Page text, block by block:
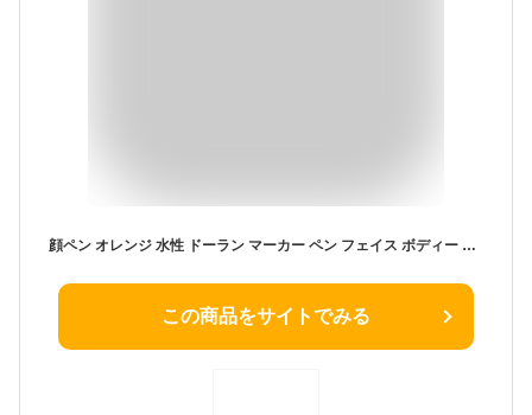
顔ペン オレンジ 水性 ドーラン マーカー ペン フェイス ボディー ペイント メイク 化粧 ハロウィン イベント スポーツ応援 コスプレ グッズ 小道具
この商品をサイトでみる